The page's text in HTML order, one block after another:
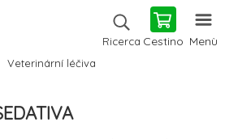
Ricerca Cestino Menù
Veterinární léčiva